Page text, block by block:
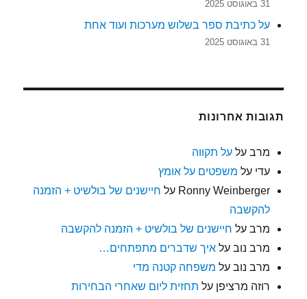
31 באוגוסט 2025
על כתיבת ספר בשלוש מערכות ועוד אחת
31 באוגוסט 2025
תגובות אחרונות
מרב עלעל תקווה
עדי על משפטים על אומץ
Ronny Weinberger על חיישנים של בולשיט + הזמנה
להקשבה
מרב על חיישנים של בולשיט + הזמנה להקשבה
מרב נוב עלאיך שדברים מתפתחים…
מרב נוב על משפחה קטנה מדי
רוזה מרציפן על תחזית ליום שאחרי הבחירות